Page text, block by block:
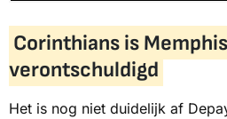
Corinthians is
verontschuldigd
Het is nog niet duidelijk af